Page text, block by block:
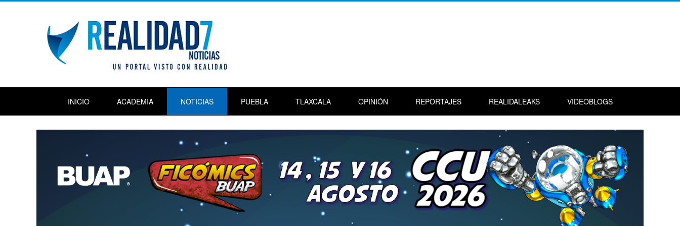
INICIO ACADEMIA NOTICIAS PUEBLA TLAXCALA OPINIÓN REPORTAJES REALIDALEAKS VIDEOBLOGS